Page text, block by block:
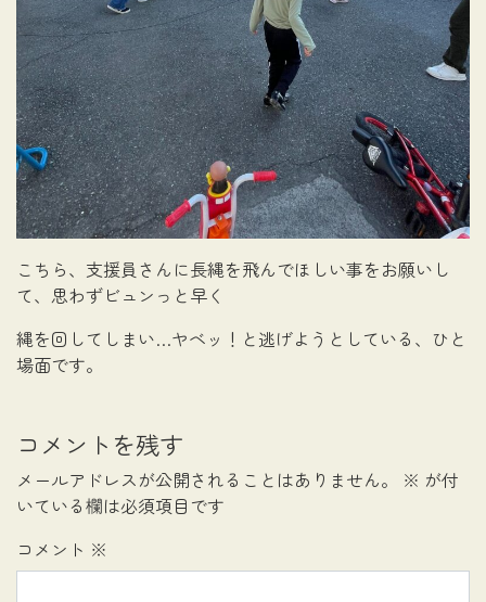
こちら、支援員さんに長縄を飛んでほしい事をお願いし
て、思わずビュンっと早く
縄を回してしまい…ヤベッ！と逃げようとしている、ひと
場面です。
コメントを残す
メールアドレスが公開されることはありません。 ※ が付
いている欄は必須項目です
コメント ※